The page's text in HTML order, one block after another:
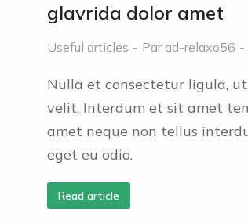
glavrida dolor amet
Useful articles Par ad-relaxo56
Nulla et consectetur ligula,
velit. Interdum et sit amet
amet neque non tellus
eget eu odio.
Read article